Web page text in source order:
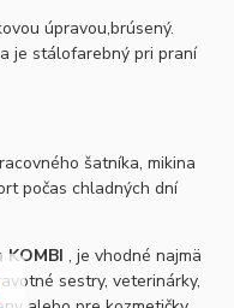
úpravou,brúsený.
je stálofarebný pri praní
šatníka, mikina
počas chladných dní
KOMBI , je vhodné najmä
sestry, veterinárky,